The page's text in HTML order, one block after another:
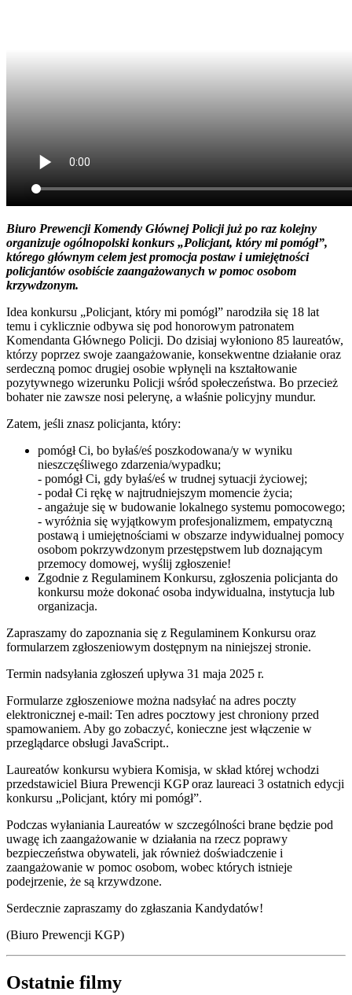
Biuro Prewencji Komendy Głównej Policji już po raz kolejny
organizuje ogólnopolski konkurs „Policjant, który mi pomógł”,
którego głównym celem jest promocja postaw i umiejętności
policjantów osobiście zaangażowanych w pomoc osobom
krzywdzonym.
Idea konkursu „Policjant, który mi pomógł” narodziła się 18 lat
temu i cyklicznie odbywa się pod honorowym patronatem
Komendanta Głównego Policji. Do dzisiaj wyłoniono 85 laureatów,
którzy poprzez swoje zaangażowanie, konsekwentne działanie oraz
serdeczną pomoc drugiej osobie wpłynęli na kształtowanie
pozytywnego wizerunku Policji wśród społeczeństwa. Bo przecież
bohater nie zawsze nosi pelerynę, a właśnie policyjny mundur.
Zatem, jeśli znasz policjanta, który:
pomógł Ci, bo byłaś/eś poszkodowana/y w wyniku
nieszczęśliwego zdarzenia/wypadku;
- pomógł Ci, gdy byłaś/eś w trudnej sytuacji życiowej;
- podał Ci rękę w najtrudniejszym momencie życia;
- angażuje się w budowanie lokalnego systemu pomocowego;
- wyróżnia się wyjątkowym profesjonalizmem, empatyczną
postawą i umiejętnościami w obszarze indywidualnej pomocy
osobom pokrzywdzonym przestępstwem lub doznającym
przemocy domowej, wyślij zgłoszenie!
Zgodnie z Regulaminem Konkursu, zgłoszenia policjanta do
konkursu może dokonać osoba indywidualna, instytucja lub
organizacja.
Zapraszamy do zapoznania się z Regulaminem Konkursu oraz
formularzem zgłoszeniowym dostępnym na niniejszej stronie.
Termin nadsyłania zgłoszeń upływa 31 maja 2025 r.
Formularze zgłoszeniowe można nadsyłać na adres poczty
elektronicznej e-mail: Ten adres pocztowy jest chroniony przed
spamowaniem. Aby go zobaczyć, konieczne jest włączenie w
przeglądarce obsługi JavaScript..
Laureatów konkursu wybiera Komisja, w skład której wchodzi
przedstawiciel Biura Prewencji KGP oraz laureaci 3 ostatnich edycji
konkursu „Policjant, który mi pomógł”.
Podczas wyłaniania Laureatów w szczególności brane będzie pod
uwagę ich zaangażowanie w działania na rzecz poprawy
bezpieczeństwa obywateli, jak również doświadczenie i
zaangażowanie w pomoc osobom, wobec których istnieje
podejrzenie, że są krzywdzone.
Serdecznie zapraszamy do zgłaszania Kandydatów!
(Biuro Prewencji KGP)
Ostatnie filmy